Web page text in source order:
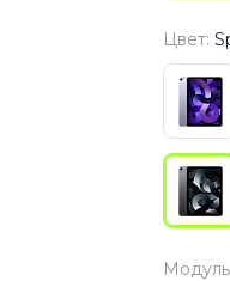
Цвет: